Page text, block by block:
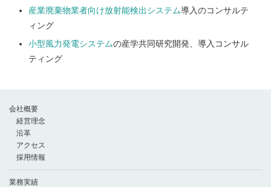
産業廃棄物業者向け放射能検出システム導入のコンサルテ
ィング
小型風力発電システムの産学共同研究開発、導入コンサル
ティング
会社概要
経営理念
沿革
アクセス
採用情報
業務実績